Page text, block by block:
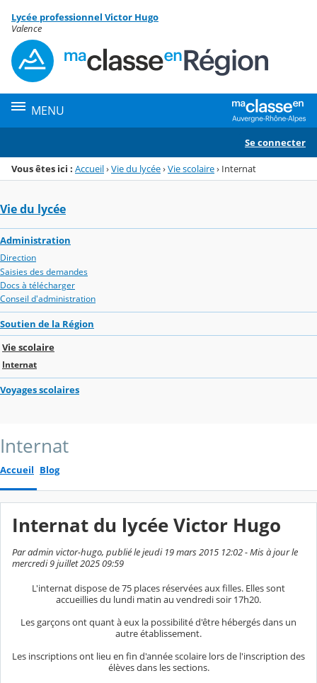
Menu de la rubrique
Contenu
Lycée professionnel Victor Hugo
Valence
MENU
Se connecter
Vous êtes ici : Accueil›Vie du lycée›Vie scolaire› Internat
Vie du lycée
Administration
Direction
Saisies des demandes
Docs à télécharger
Conseil d'administration
Soutien de la Région
Vie scolaire
Internat
Voyages scolaires
Internat
Accueil Blog
Internat du lycée Victor Hugo
Par admin victor-hugo, publié le jeudi 19 mars 2015 12:02 - Mis à jour le
mercredi 9 juillet 2025 09:59
L'internat dispose de 75 places réservées aux filles. Elles sont
accueillies du lundi matin au vendredi soir 17h20.
Les garçons ont quant à eux la possibilité d'être hébergés dans un
autre établissement.
Les inscriptions ont lieu en fin d'année scolaire lors de l'inscription des
élèves dans les sections.